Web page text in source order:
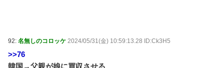
92: 名無しのコロッケ 2024/05/31(金) 10:59:13.28 ID:Ck3H5
>>76